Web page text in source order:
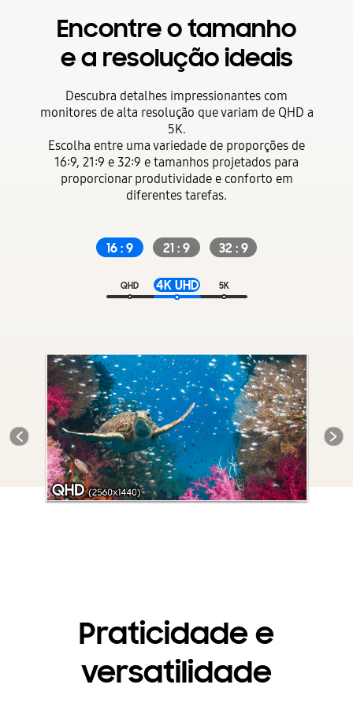
Encontre o tamanho
e a resolução ideais
Descubra detalhes impressionantes com
monitores de alta resolução que variam de QHD a
5K.
Escolha entre uma variedade de proporções de
16:9, 21:9 e 32:9 e tamanhos projetados para
proporcionar produtividade e conforto em
diferentes tarefas.
16 : 9 21 : 9 32 : 9
QHD 4K UHD 5K
Praticidade e
versatilidade